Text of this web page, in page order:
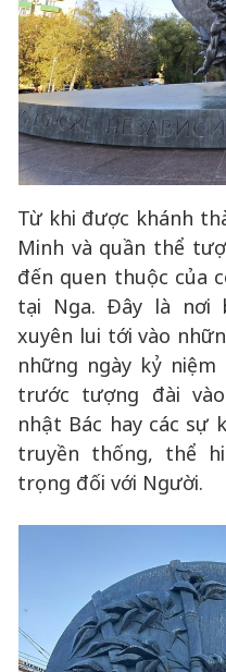
Từ khi được khánh
Minh và quần thể
đến quen thuộc của
tại Nga. Đây là nơi
xuyên lui tới vào
những ngày kỷ
trước tượng đài
nhật Bác hay các sự
truyền thống, thể
trọng đối với Người.